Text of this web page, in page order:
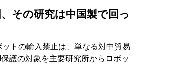
その研究は中国製で回っ
トの輸入禁止は、単なる対中貿易
護の対象を主要研究所からロボッ